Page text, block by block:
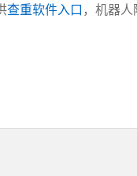
查重软件入口 ，机器